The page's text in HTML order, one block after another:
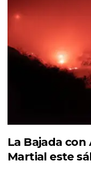
La Bajada
Martial este